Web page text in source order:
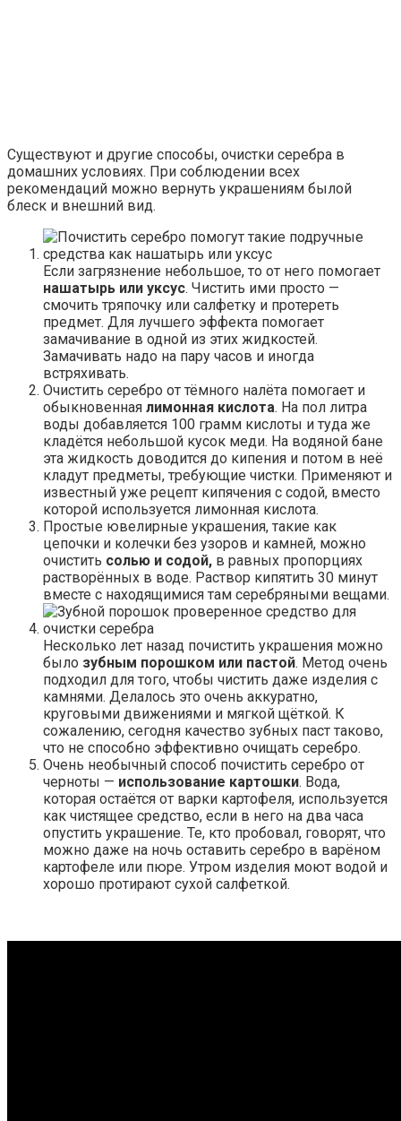
Существуют и другие способы, очистки серебра в
домашних условиях. При соблюдении всех
рекомендаций можно вернуть украшениям былой
блеск и внешний вид.
Если загрязнение небольшое, то от него помогает
нашатырь или уксус. Чистить ими просто —
смочить тряпочку или салфетку и протереть
предмет. Для лучшего эффекта помогает
замачивание в одной из этих жидкостей.
Замачивать надо на пару часов и иногда
встряхивать.
Очистить серебро от тёмного налёта помогает и
обыкновенная лимонная кислота. На пол литра
воды добавляется 100 грамм кислоты и туда же
кладётся небольшой кусок меди. На водяной бане
эта жидкость доводится до кипения и потом в неё
кладут предметы, требующие чистки. Применяют и
известный уже рецепт кипячения с содой, вместо
которой используется лимонная кислота.
Простые ювелирные украшения, такие как
цепочки и колечки без узоров и камней, можно
очистить солью и содой, в равных пропорциях
растворённых в воде. Раствор кипятить 30 минут
вместе с находящимися там серебряными вещами.
Несколько лет назад почистить украшения можно
было зубным порошком или пастой. Метод очень
подходил для того, чтобы чистить даже изделия с
камнями. Делалось это очень аккуратно,
круговыми движениями и мягкой щёткой. К
сожалению, сегодня качество зубных паст таково,
что не способно эффективно очищать серебро.
Очень необычный способ почистить серебро от
черноты — использование картошки. Вода,
которая остаётся от варки картофеля, используется
как чистящее средство, если в него на два часа
опустить украшение. Те, кто пробовал, говорят, что
можно даже на ночь оставить серебро в варёном
картофеле или пюре. Утром изделия моют водой и
хорошо протирают сухой салфеткой.